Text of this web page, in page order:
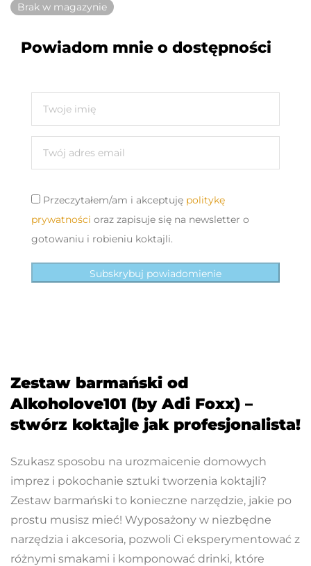
Brak w magazynie
Powiadom mnie o dostępności
Przeczytałem/am i akceptuję politykę
prywatności oraz zapisuje się na newsletter o
gotowaniu i robieniu koktajli.
Subskrybuj powiadomienie
Zestaw barmański od
Alkoholove101 (by Adi Foxx) –
stwórz koktajle jak profesjonalista!
Szukasz sposobu na urozmaicenie domowych
imprez i pokochanie sztuki tworzenia koktajli?
Zestaw barmański to konieczne narzędzie, jakie po
prostu musisz mieć! Wyposażony w niezbędne
narzędzia i akcesoria, pozwoli Ci eksperymentować z
różnymi smakami i komponować drinki, które